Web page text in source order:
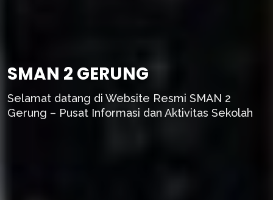
SMAN 2 GERUNG
Selamat datang di Website Resmi SMAN 2
Gerung – Pusat Informasi dan Aktivitas Sekolah